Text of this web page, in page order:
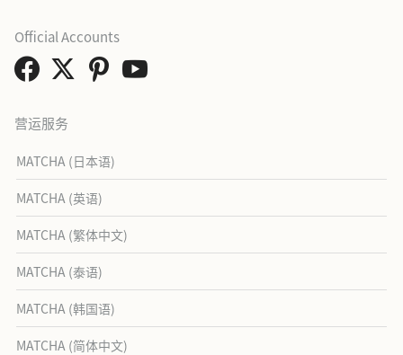
营运服务
MATCHA (日本语)
MATCHA (英语)
MATCHA (繁体中文)
MATCHA (泰语)
MATCHA (韩国语)
MATCHA (简体中文)
Official Accounts